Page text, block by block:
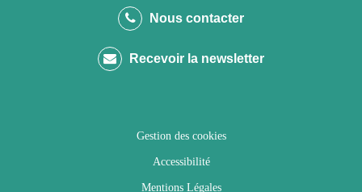
le
Facebook
le
Twitter
le
Instagram
Youtube
Nous contacter
Recevoir la newsletter
Gestion des cookies
Accessibilité
Mentions Légales